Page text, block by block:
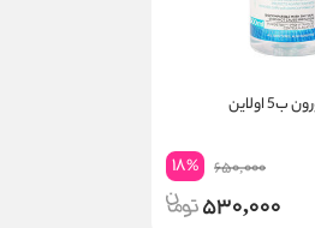
اولاین
650,000
18%
530,000